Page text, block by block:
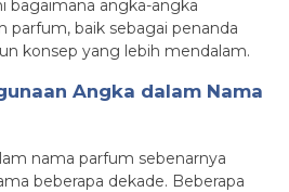
bagaimana angka-angka
parfum, baik sebagai penanda
konsep yang lebih mendalam.
Angka dalam Nama
nama parfum sebenarnya
beberapa dekade. Beberapa